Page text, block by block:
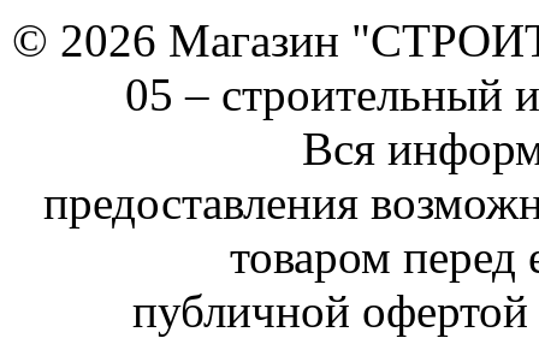
© 2026 Магазин
05 – строительный
Вся
предоставления
товаром перед
публичной